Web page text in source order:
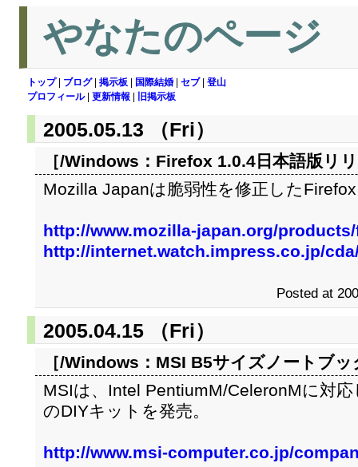
やなたのページ
トップ| ブログ| 掲示板 国際結婚 セブ| 登山
プロフィール| 更新情報 旧掲示板
2005.05.13 （Fri）
［/Windows： Firefox 1.0.4日本語版リ
Mozilla Japanは脆弱性を修正した
http://www.mozilla-japan.org/
http://internet.watch.impress.co.jp/
Posted at
2005.04.15 （Fri）
［/Windows： MSI B5サイズノートブ
MSIは、Intel PentiumM/CeleronMに対
のDIYキットを発売。
http://www.msi-computer.co.jp/